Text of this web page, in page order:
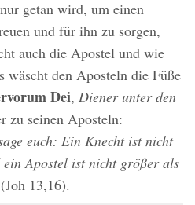
getan wird, um einen
und für ihn zu sorgen,
auch die Apostel und wie
wäscht den Aposteln die Füße
Dei, Diener unter den
zu seinen Aposteln:
euch: Ein Knecht ist nicht
Apostel ist nicht größer als
13,16).